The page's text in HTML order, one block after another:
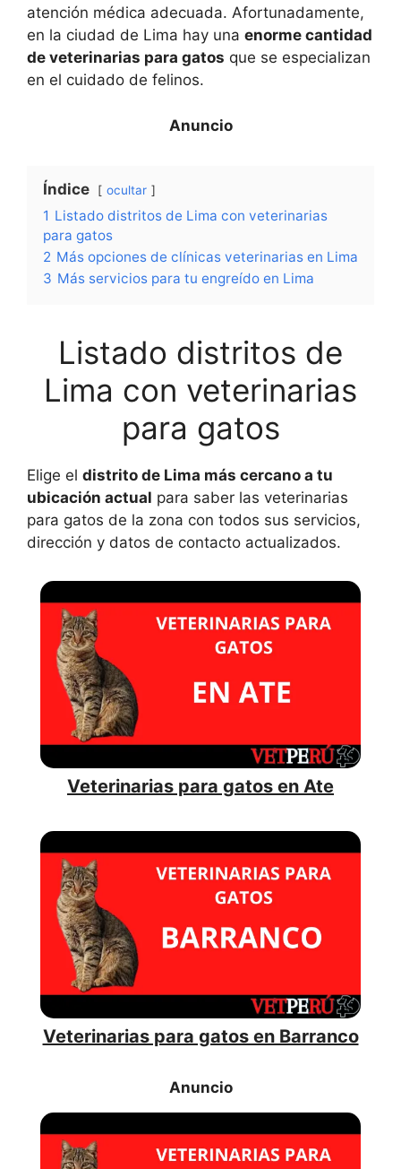
atención médica adecuada. Afortunadamente,
en la ciudad de Lima hay una enorme cantidad
de veterinarias para gatos que se especializan
en el cuidado de felinos.
Índice ocultar
1 Listado distritos de Lima con veterinarias
para gatos
2 Más opciones de clínicas veterinarias en Lima
3 Más servicios para tu engreído en Lima
Listado distritos de
Lima con veterinarias
para gatos
Elige el distrito de Lima más cercano a tu
ubicación actual para saber las veterinarias
para gatos de la zona con todos sus servicios,
dirección y datos de contacto actualizados.
Veterinarias para gatos en Ate
Veterinarias para gatos en Barranco